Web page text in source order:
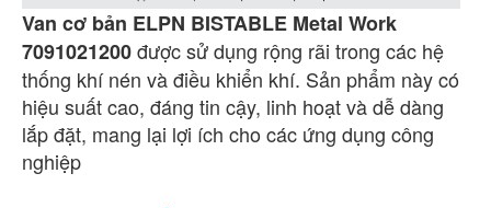
Van cơ bản ELPN BISTABLE Metal Work
7091021200được sử dụng rộng rãi trong các hệ
thống khí nén và điều khiển khí. Sản phẩm này có
hiệu suất cao, đáng tin cậy, linh hoạt và dễ dàng
lắp đặt, mang lại lợi ích cho các ứng dụng công
nghiệp